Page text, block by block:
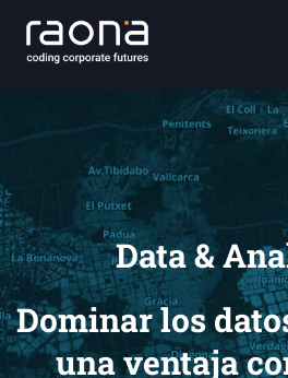
Data &
Dominar los
una ventaja